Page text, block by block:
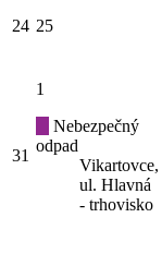
24 25
31
1
Nebezpečný
odpad
Vikartovce,
ul. Hlavná
- trhovisko